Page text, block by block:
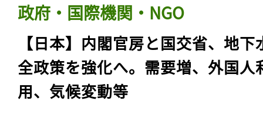
政府・国際機関・NGO
【日本】内閣官房と国交省、地下
全政策を強化へ。需要増、外国人
用、気候変動等